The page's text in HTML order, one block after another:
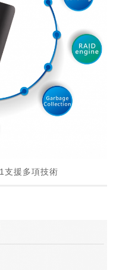
支援多項技術